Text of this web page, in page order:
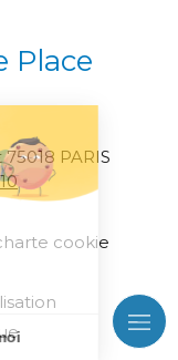
Place
75018 PARIS
cookie